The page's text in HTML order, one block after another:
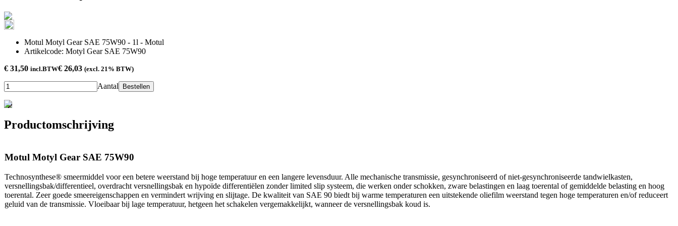
Motul Motyl Gear SAE 75W90 - 1l - Motul
Artikelcode: Motyl Gear SAE 75W90
€ 31,50 incl.BTW€ 26,03 (excl. 21% BTW)
Aantal Bestellen
Productomschrijving
Motul Motyl Gear SAE 75W90
Technosynthese® smeermiddel voor een betere weerstand bij hoge temperatuur en een langere levensduur. Alle mechanische transmissie, gesynchroniseerd of niet-gesynchroniseerde tandwielkasten,
versnellingsbak/differentieel, overdracht versnellingsbak en hypoïde differentiëlen zonder limited slip systeem, die werken onder schokken, zware belastingen en laag toerental of gemiddelde belasting en hoog
toerental. Zeer goede smeereigenschappen en vermindert wrijving en slijtage. De kwaliteit van SAE 90 biedt bij warme temperaturen een uitstekende oliefilm weerstand tegen hoge temperaturen en/of reduceert
geluid van de transmissie. Vloeibaar bij lage temperatuur, hetgeen het schakelen vergemakkelijkt, wanneer de versnellingsbak koud is.